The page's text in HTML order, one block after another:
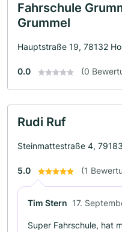
Fahrschule
Grummel
Hauptstraße 19, 78132
0.0 (0
Rudi Ruf
Steinmattestraße 4,
5.0 (1
Tim Stern 17.
Super Fahrschule, hat